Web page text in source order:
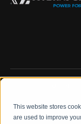
This website stores
are used to improve
LEGAL NOTICE